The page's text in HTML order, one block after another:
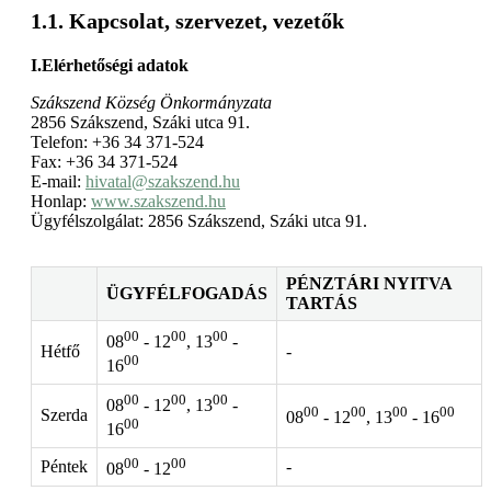
Kapcsolat, szervezet, vezetők
I.Elérhetőségi adatok
Szákszend Község Önkormányzata
2856 Szákszend, Száki utca 91.
Telefon: +36 34 371-524
Fax: +36 34 371-524
E-mail: hivatal@szakszend.hu
Honlap: www.szakszend.hu
Ügyfélszolgálat: 2856 Szákszend, Száki utca 91.
ÜGYFÉLFOGADÁS
PÉNZTÁRI NYITVA
TARTÁS
Hétfő
0800 - 1200, 1300 -
1600 -
Szerda
0800 - 1200, 1300 -
1600 0800 - 1200, 1300 - 1600
Péntek 0800 - 1200 -